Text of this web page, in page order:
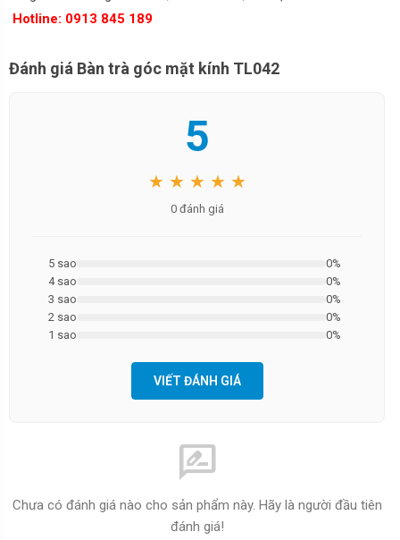
Hotline: 0913 845 189
Đánh giá Bàn trà góc mặt kính TL042
5
★ ★ ★ ★ ★
0 đánh giá
5 sao
0%
4 sao
0%
3 sao
0%
2 sao
0%
1 sao
0%
VIẾT ĐÁNH GIÁ
rate_review
Chưa có đánh giá nào cho sản phẩm này. Hãy là người đầu tiên
đánh giá!